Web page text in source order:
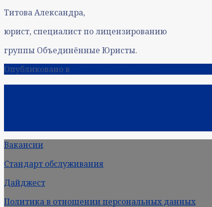
Титова Александра,
юрист, специалист по лицензированию
группы Объединённые Юристы.
Опубликовано в
Вакансии
Стандарт обслуживания
Дайджест
Политика в отношении персональных данных